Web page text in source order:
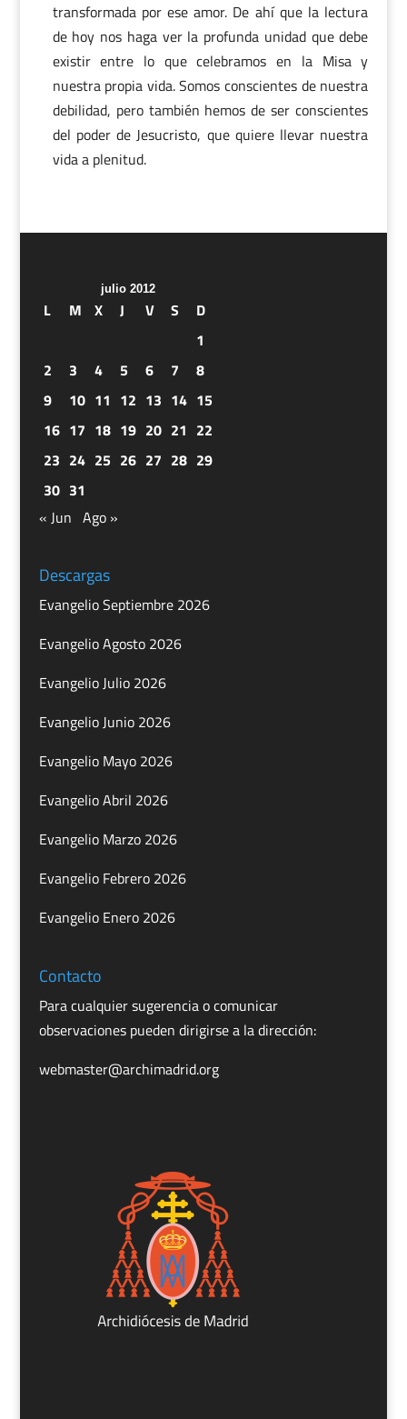
transformada por ese amor. De ahí que la lectura
de hoy nos haga ver la profunda unidad que debe
existir entre lo que celebramos en la Misa y
nuestra propia vida. Somos conscientes de nuestra
debilidad, pero también hemos de ser conscientes
del poder de Jesucristo, que quiere llevar nuestra
vida a plenitud.
julio 2012
L M X J V S
D
1
2
3 4 5 6 7
8
9
10 11 12 13 14 15
16 17 18 19 20 21 22
23 24 25 26 27 28 29
30 31
« Jun Ago »
Descargas
Evangelio Septiembre 2026
Evangelio Agosto 2026
Evangelio Julio 2026
Evangelio Junio 2026
Evangelio Mayo 2026
Evangelio Abril 2026
Evangelio Marzo 2026
Evangelio Febrero 2026
Evangelio Enero 2026
Contacto
Para cualquier sugerencia o comunicar
observaciones pueden dirigirse a la dirección:
webmaster@archimadrid.org